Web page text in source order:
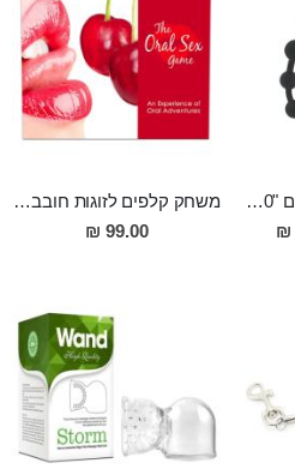
חרוזים אנאלים מיוחדים "Aly" 20 סמ בצבע שחור מסיליקון רפואי
משחק קלפים לזוגות חובבי מין אוראלי
99.00 ₪